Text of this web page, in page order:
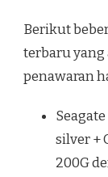
Berikut
terbaru yang
penawaran
silver +
200G